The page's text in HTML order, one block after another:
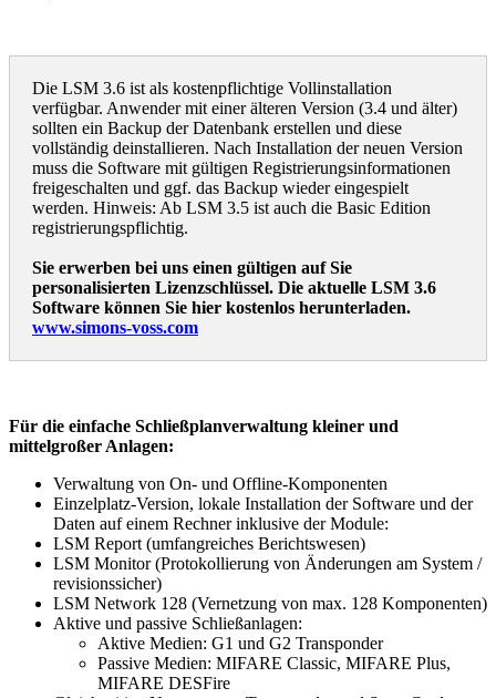
Die LSM 3.6 ist als kostenpflichtige Vollinstallation
verfügbar. Anwender mit einer älteren Version (3.4 und älter)
sollten ein Backup der Datenbank erstellen und diese
vollständig deinstallieren. Nach Installation der neuen Version
muss die Software mit gültigen Registrierungsinformationen
freigeschalten und ggf. das Backup wieder eingespielt
werden. Hinweis: Ab LSM 3.5 ist auch die Basic Edition
registrierungspflichtig.
Sie erwerben bei uns einen gültigen auf Sie
personalisierten Lizenzschlüssel. Die aktuelle LSM 3.6
Software können Sie hier kostenlos herunterladen.
www.simons-voss.com
Für die einfache Schließplanverwaltung kleiner und
mittelgroßer Anlagen:
Verwaltung von On- und Offline-Komponenten
Einzelplatz-Version, lokale Installation der Software und der
Daten auf einem Rechner inklusive der Module:
LSM Report (umfangreiches Berichtswesen)
LSM Monitor (Protokollierung von Änderungen am System /
revisionssicher)
LSM Network 128 (Vernetzung von max. 128 Komponenten)
Aktive und passive Schließanlagen:
Aktive Medien: G1 und G2 Transponder
Passive Medien: MIFARE Classic, MIFARE Plus,
MIFARE DESFire